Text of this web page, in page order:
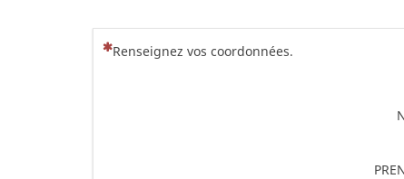
(Cette question est obligatoire)
Renseignez vos coordonnées.